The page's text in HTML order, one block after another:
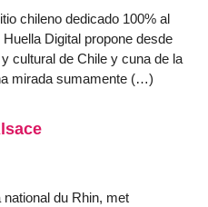
chileno dedicado 100% al
Digital propone desde
cultural de Chile y cuna de la
mirada sumamente (…)
national du Rhin, met